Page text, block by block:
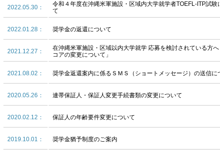
2022.05.30：
令和４年度在沖縄米軍施設・区域内大学就学者TOEFL-ITP試
て
2022.01.28： 奨学金の返還について
2021.12.27：
在沖縄米軍施設・区域以内大学就学 応募を検討されている方
コアの変更について」
2021.08.02： 奨学金返還案内に係るＳＭＳ（ショートメッセージ）の送信に
2020.05.26： 連帯保証人・保証人変更手続書類の変更について
2020.02.12： 保証人の年齢要件変更について
2019.10.01： 奨学金猶予制度のご案内